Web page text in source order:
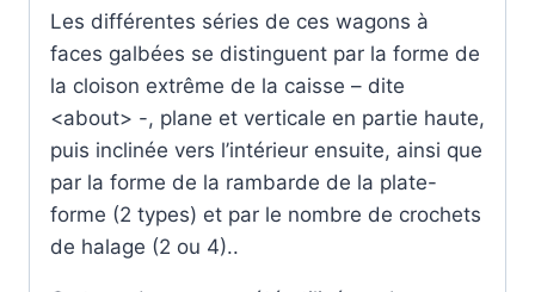
Les différentes séries de ces wagons à
faces galbées se distinguent par la forme de
la cloison extrême de la caisse – dite
<about> -, plane et verticale en partie haute,
puis inclinée vers l’intérieur ensuite, ainsi que
par la forme de la rambarde de la plate-
forme (2 types) et par le nombre de crochets
de halage (2 ou 4)..